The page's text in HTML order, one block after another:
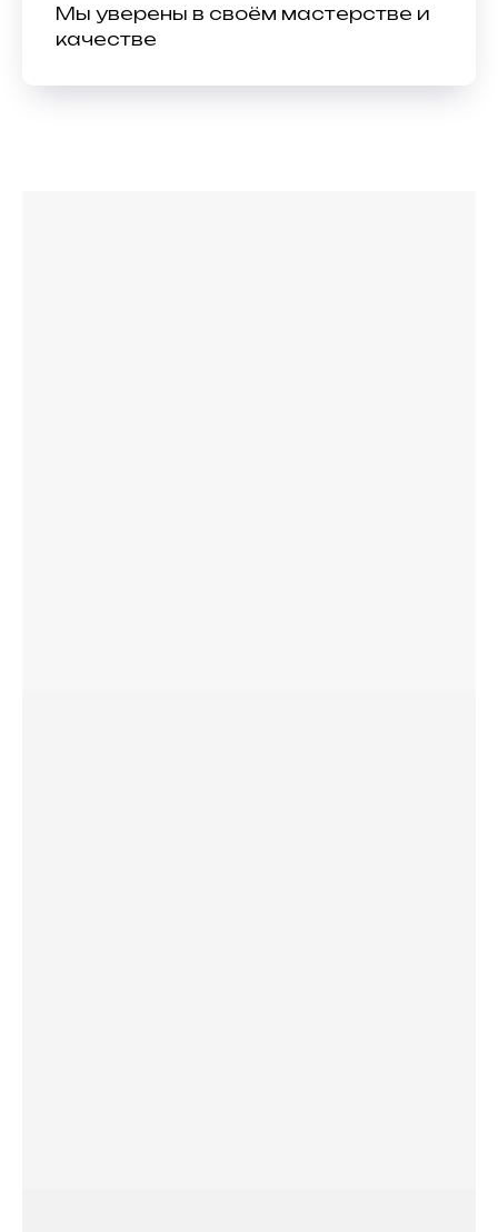
Мы уверены в своём мастерстве и
качестве